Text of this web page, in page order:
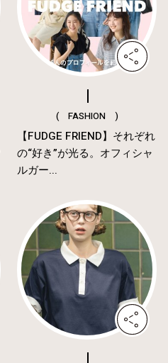
( FASHION )
【FUDGE FRIEND】それぞれ
の“好き”が光る。オフィシャ
ルガー...